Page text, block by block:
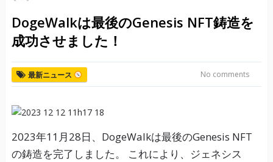
DogeWalkは最後のGenesis NFT鋳造を
成功させました！
最新ニュース No comments
2023年11月28日、DogeWalkは最後のGenesis NFT
の鋳造を完了しました。 これにより、ジェネシス